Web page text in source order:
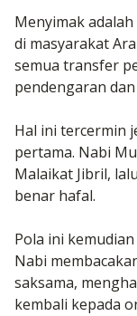
Menyimak
di masyarakat
semua transfer
pendengaran
Hal ini tercermin
pertama. Nabi
Malaikat Jibril,
benar hafal.
Pola ini
Nabi
saksama,
kembali kepada